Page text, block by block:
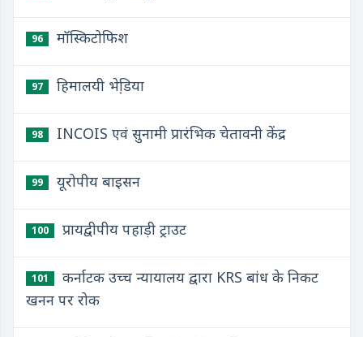
96 मॉस्किटोफिश
97 हिमालयी भेडि़या
98 INCOIS एवं सुनामी प्रारंभिक चेतावनी केंद्र
99 यूरोपीय बाइसन
100 प्रायद्वीपीय पहाड़ी ट्राउट
101
कर्नाटक उच्च न्यायालय द्वारा KRS बांध के निकट
खनन पर रोक